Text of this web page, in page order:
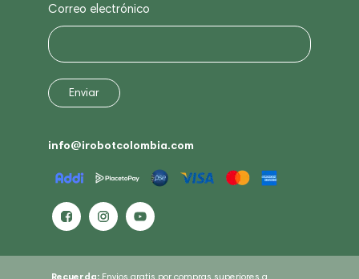
Correo electrónico
info@irobotcolombia.com
Recuerda: Envios gratis por compras superiores a